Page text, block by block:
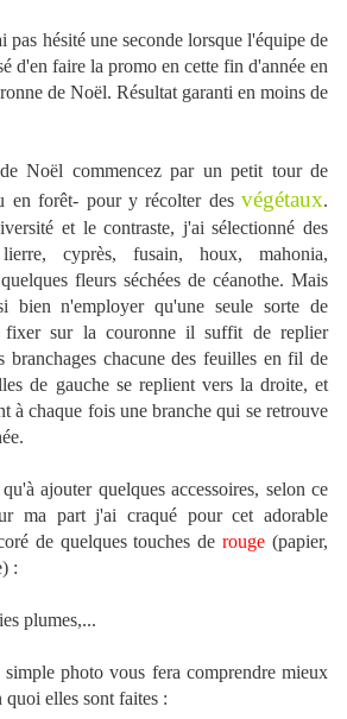
pas hésité une seconde lorsque l'équipe de
d'en faire la promo en cette fin d'année en
de Noël. Résultat garanti en moins de
Noël commencez par un petit tour de
en forêt- pour y récolter des végétaux.
et le contraste, j'ai sélectionné des
cyprès, fusain, houx, mahonia,
fleurs séchées de céanothe. Mais
bien n'employer qu'une seule sorte de
fixer sur la couronne il suffit de replier
branchages chacune des feuilles en fil de
de gauche se replient vers la droite, et
à chaque fois une branche qui se retrouve
ajouter quelques accessoires, selon ce
ma part j'ai craqué pour cet adorable
de quelques touches derouge (papier,
:
plumes,...
photo vous fera comprendre mieux
elles sont faites :